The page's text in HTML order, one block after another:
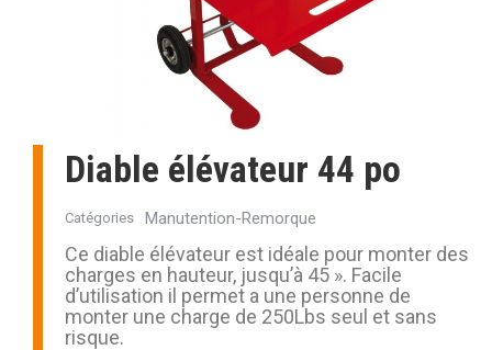
Diable élévateur 44 po
Catégories Manutention-Remorque
Ce diable élévateur est idéale pour monter des
charges en hauteur, jusqu’à 45 ». Facile
d’utilisation il permet a une personne de
monter une charge de 250Lbs seul et sans
risque.